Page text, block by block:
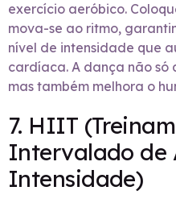
exercício aeróbico.
mova-se ao ritmo,
nível de intensidade que
cardíaca. A dança não
mas também melhora o
7. HIIT
Intervalado de
Intensidade)